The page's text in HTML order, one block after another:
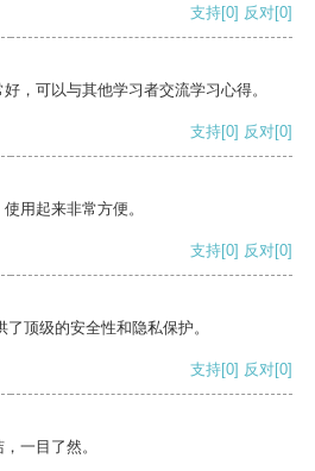
支持[0] 反对[0]
，可以与其他学习者交流学习心得。
支持[0] 反对[0]
用起来非常方便。
支持[0] 反对[0]
顶级的安全性和隐私保护。
支持[0] 反对[0]
一目了然。